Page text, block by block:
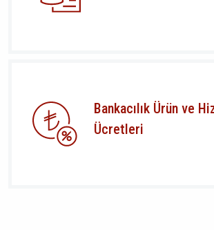
Bankacılık Ürün ve
Ücretleri